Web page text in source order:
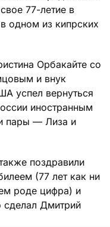
77-летие в
одном из кипрских
Орбакайте со
и внук
успел вернуться
иностранным
пары — Лиза и
поздравили
(77 лет как ни
роде цифра) и
сделал Дмитрий